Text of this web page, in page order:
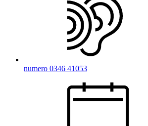
numero 0346 41053